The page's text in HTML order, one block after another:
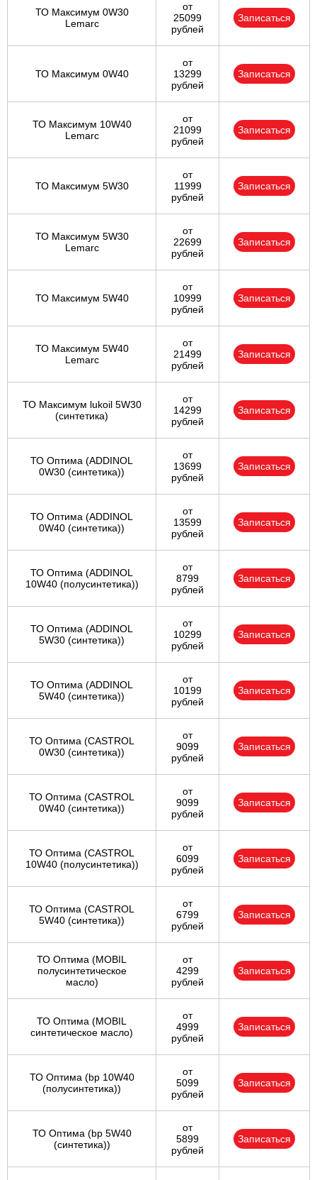
ТО Максимум 0W30
Lemarc
от
25099
рублей
Записаться
ТО Максимум 0W40
от
13299
рублей
Записаться
ТО Максимум 10W40
Lemarc
от
21099
рублей
Записаться
ТО Максимум 5W30
от
11999
рублей
Записаться
ТО Максимум 5W30
Lemarc
от
22699
рублей
Записаться
ТО Максимум 5W40
от
10999
рублей
Записаться
ТО Максимум 5W40
Lemarc
от
21499
рублей
Записаться
ТО Максимум lukoil 5W30
(синтетика)
от
14299
рублей
Записаться
ТО Оптима (ADDINOL
0W30 (синтетика))
от
13699
рублей
Записаться
ТО Оптима (ADDINOL
0W40 (синтетика))
от
13599
рублей
Записаться
ТО Оптима (ADDINOL
10W40 (полусинтетика))
от
8799
рублей
Записаться
ТО Оптима (ADDINOL
5W30 (синтетика))
от
10299
рублей
Записаться
ТО Оптима (ADDINOL
5W40 (синтетика))
от
10199
рублей
Записаться
ТО Оптима (CASTROL
0W30 (синтетика))
от
9099
рублей
Записаться
ТО Оптима (CASTROL
0W40 (синтетика))
от
9099
рублей
Записаться
ТО Оптима (CASTROL
10W40 (полусинтетика))
от
6099
рублей
Записаться
ТО Оптима (CASTROL
5W40 (синтетика))
от
6799
рублей
Записаться
ТО Оптима (MOBIL
полусинтетическое
масло)
от
4299
рублей
Записаться
ТО Оптима (MOBIL
синтетическое масло)
от
4999
рублей
Записаться
ТО Оптима (bp 10W40
(полусинтетика))
от
5099
рублей
Записаться
ТО Оптима (bp 5W40
(синтетика))
от
5899
рублей
Записаться